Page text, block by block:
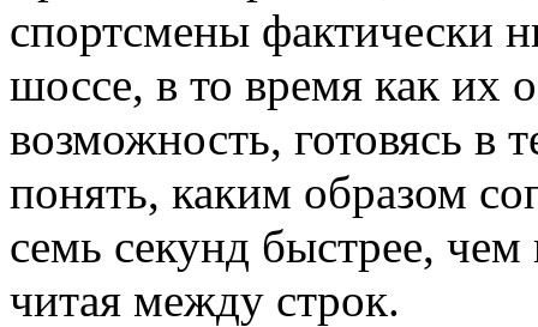
спортсмены фактически
шоссе, в то время как их
возможность, готовясь в
понять, каким образом
семь секунд быстрее,
читая между строк.